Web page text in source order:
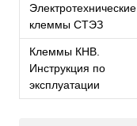
Электротехнические
клеммы СТЭЗ
Клеммы КНВ.
Инструкция по
эксплуатации